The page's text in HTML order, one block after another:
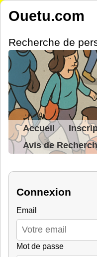
Ouetu.com
Recherche de
Accueil
Avis de
Connexion
Email
Mot de passe